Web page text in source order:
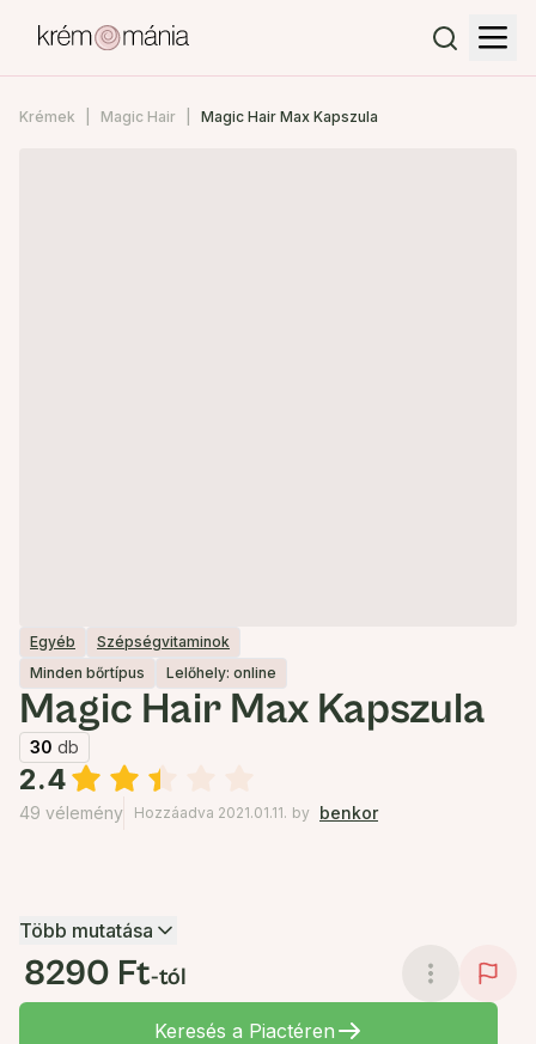
Krémek Magic Hair Magic Hair Max Kapszula
Egyéb
Szépségvitaminok
Minden bőrtípus
Lelőhely: online
Magic Hair Max Kapszula
30 db
2.4
49 vélemény Hozzáadva 2021.01.11. by benkor
Több mutatása
8290 Ft-tól
Keresés a Piactéren